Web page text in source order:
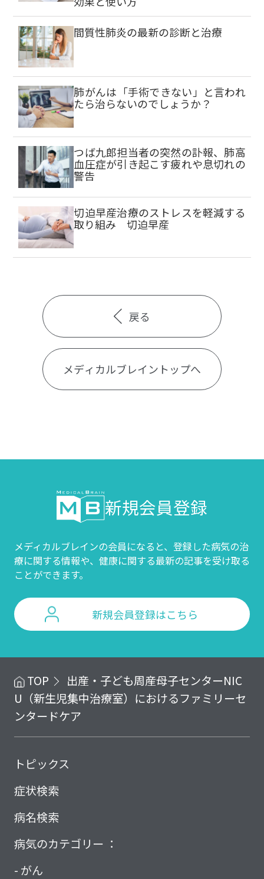
間質性肺炎の最新の診断と治療
肺がんは「手術できない」と言われ
たら治らないのでしょうか？
つば九郎担当者の突然の訃報、肺高
血圧症が引き起こす疲れや息切れの
警告
切迫早産治療のストレスを軽減する
取り組み 切迫早産
戻る
メディカルブレイントップへ
新規会員登録
メディカルブレインの会員になると、登録した病気の治
療に関する情報や、 健康に関する最新の記事を受け取る
ことができます。
新規会員登録はこちら
TOP 出産・子ども周産母子センターNIC
U（新生児集中治療室）におけるファミリーセ
ンタードケア
トピックス
症状検索
病名検索
病気のカテゴリー ：
がん